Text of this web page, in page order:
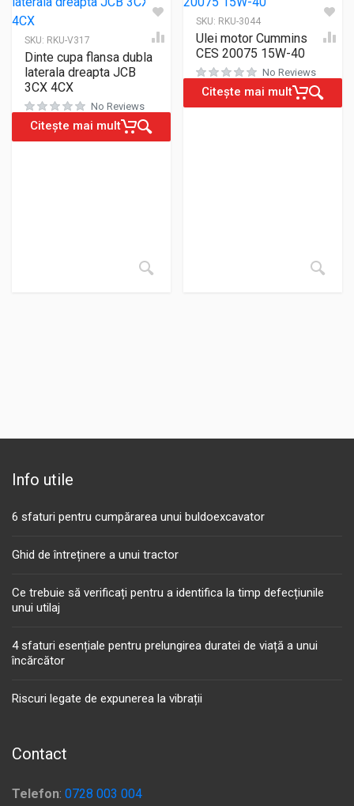
SKU: RKU-V317
Dinte cupa flansa dubla
laterala dreapta JCB
3CX 4CX
No Reviews
Citește mai mult
SKU: RKU-3044
Ulei motor Cummins
CES 20075 15W-40
No Reviews
Citește mai mult
Info utile
6 sfaturi pentru cumpărarea unui buldoexcavator
Ghid de întreținere a unui tractor
Ce trebuie să verificați pentru a identifica la timp defecțiunile
unui utilaj
4 sfaturi esențiale pentru prelungirea duratei de viață a unui
încărcător
Riscuri legate de expunerea la vibrații
Contact
Telefon: 0728 003 004